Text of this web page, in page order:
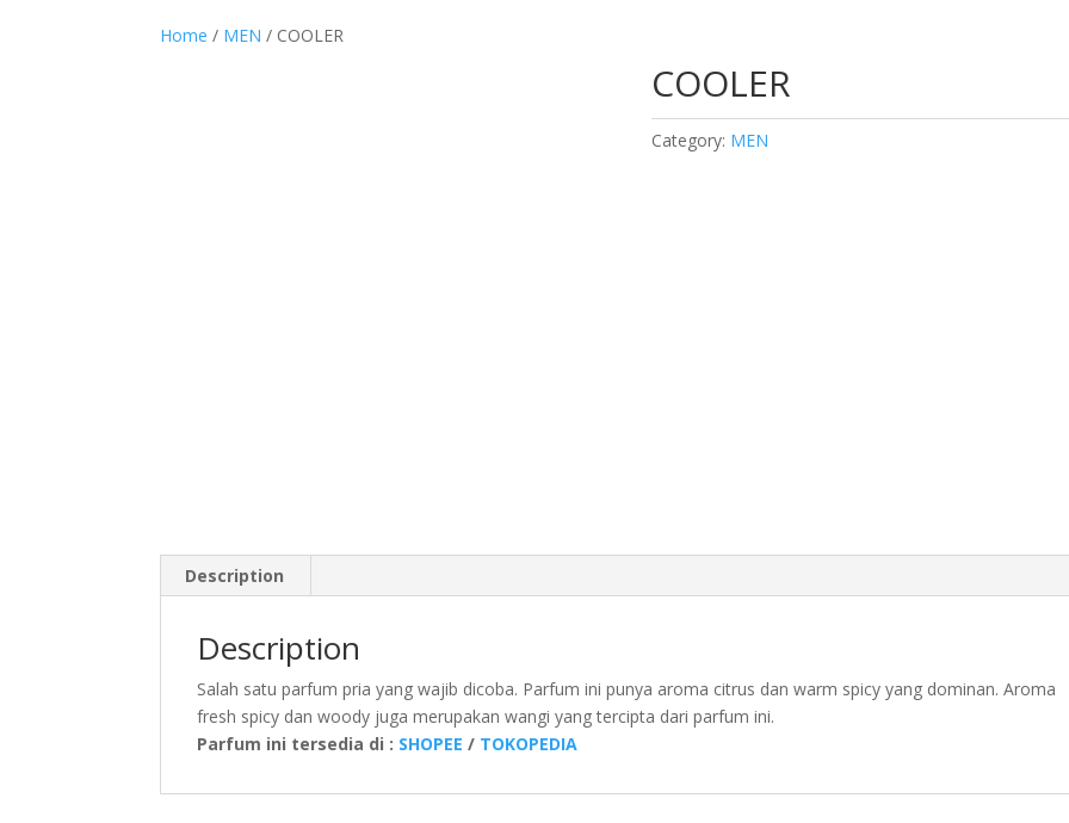
Home / MEN / COOLER
COOLER
Category: MEN
Description
Description
Salah satu parfum pria yang wajib dicoba. Parfum ini punya aroma citrus dan warm spicy yang dominan. Aroma
fresh spicy dan woody juga merupakan wangi yang tercipta dari parfum ini.
Parfum ini tersedia di : SHOPEE / TOKOPEDIA